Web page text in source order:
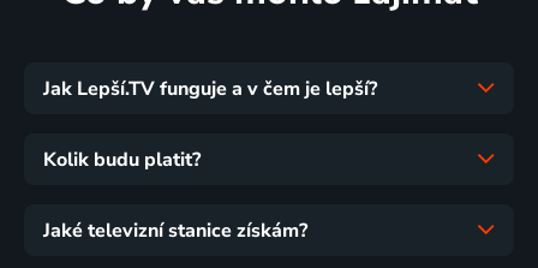
Jak Lepší.TV funguje a v čem je lepší?
Kolik budu platit?
Jaké televizní stanice získám?